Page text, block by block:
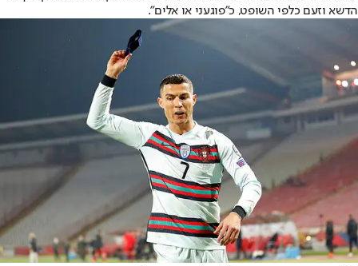
הדשא וזעם כלפי השופט, כ"פוגעני או אלים".